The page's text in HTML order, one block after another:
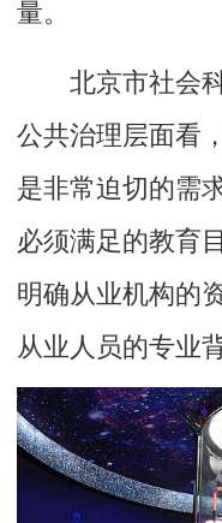
量。
北京市社会科
公共治理层面看
是非常迫切的需
必须满足的教育
明确从业机构的
从业人员的专业